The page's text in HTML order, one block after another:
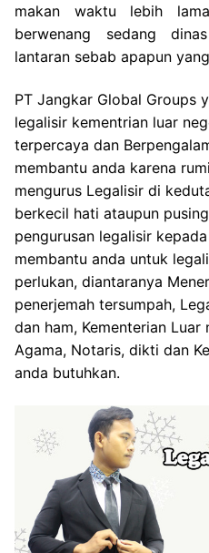
makan waktu lebih
berwenang sedang
lantaran sebab apapun
PT Jangkar Global Groups
legalisir kementrian luar
terpercaya dan
membantu anda karena
mengurus Legalisir di
berkecil hati ataupun
pengurusan legalisir
membantu anda untuk
perlukan, diantaranya
penerjemah tersumpah,
dan ham, Kementerian Luar
Agama, Notaris, dikti dan
anda butuhkan.